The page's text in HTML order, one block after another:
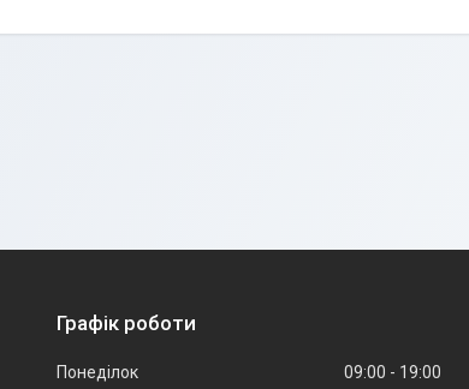
Графік роботи
Понеділок 09:00
19:00